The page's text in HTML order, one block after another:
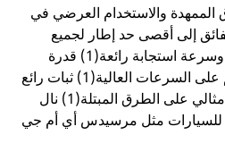
والاستخدام العرضي في
إلى أقصى حد إطار لجميع
الفصول بدقة توجيه استثنائية وسرعة استجابة رائعة(1) قدرة
ممتازة على المناورة والتحكم على السرعات العالية(1) ثبات رائع
على الطرق الجافة وأداء كبح مثالي على الطرق المبتلة(1) نال
مثل مرسيدس أي أم جي